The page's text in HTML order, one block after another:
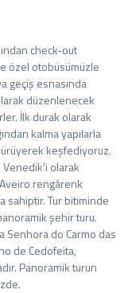
check-out
özel otobüsümüzle
geçiş esnasında
düzenlenecek
İlk durak olarak
kalma yapılarla
keşfediyoruz.
Venedik'i olarak
rengârenk
sahiptir. Tur bitiminde
şehir turu.
Senhora do Carmo das
de Cedofeita,
Panoramik turun